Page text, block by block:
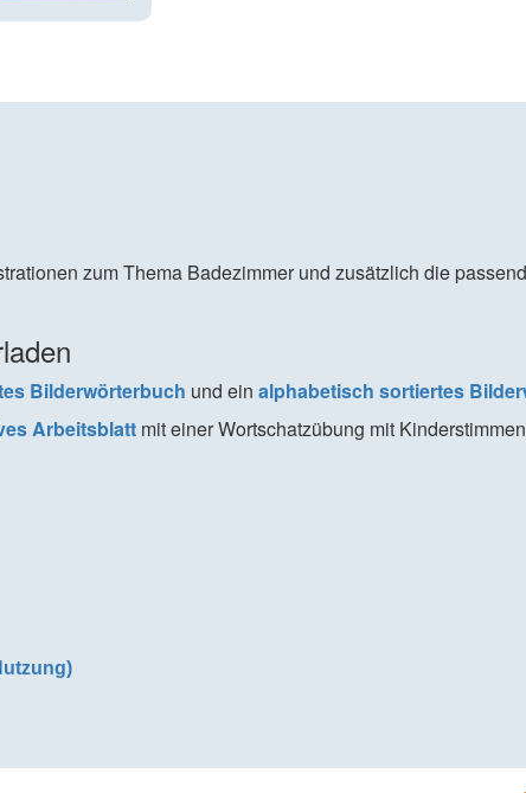
zum Thema Badezimmer und zusätzlich die
Bilderwörterbuch und ein alphabetisch sortiertes
Arbeitsblatt mit einer Wortschatzübung mit